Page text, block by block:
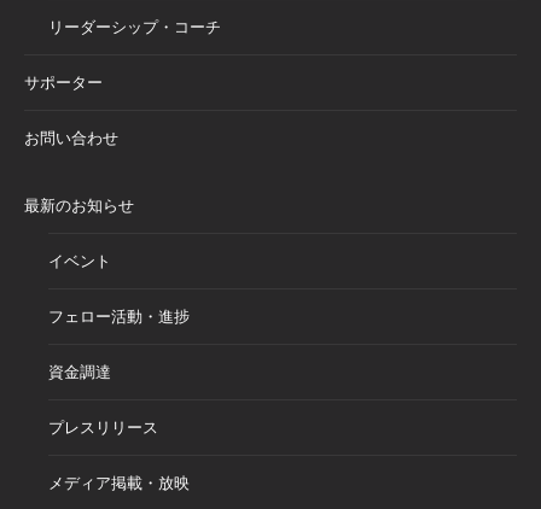
リーダーシップ・コーチ
サポーター
お問い合わせ
最新のお知らせ
イベント
フェロー活動・進捗
資金調達
プレスリリース
メディア掲載・放映